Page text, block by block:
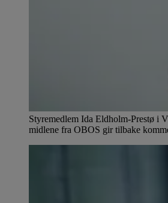
Styremedlem Ida Eldholm-Prestø i
midlene fra OBOS gir tilbake